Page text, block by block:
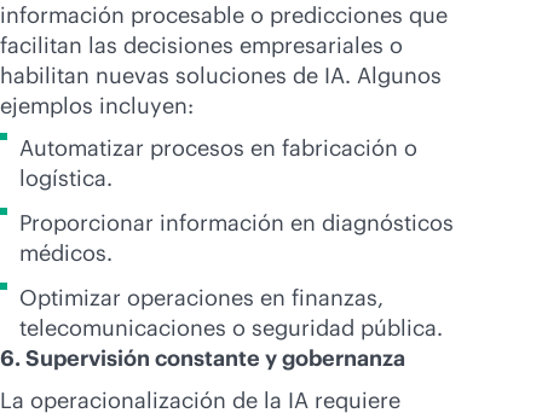
información procesable o predicciones que
facilitan las decisiones empresariales o
habilitan nuevas soluciones de IA. Algunos
ejemplos incluyen:
Automatizar procesos en fabricación o
logística.
Proporcionar información en diagnósticos
médicos.
Optimizar operaciones en finanzas,
telecomunicaciones o seguridad pública.
6. Supervisión constante y gobernanza
La operacionalización de la IA requiere